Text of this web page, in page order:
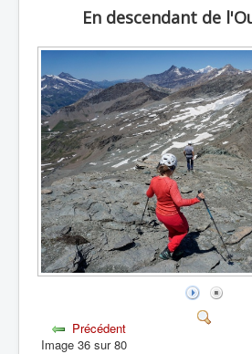
En descendant de
Précédent
Image 36 sur 80